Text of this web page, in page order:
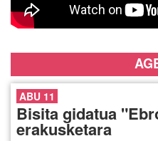
ABU 11
Bisita gidatua
erakusketara